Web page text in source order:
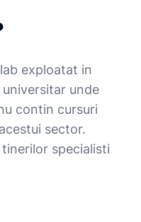
exploatat in
universitar unde
contin cursuri
sector.
specialisti